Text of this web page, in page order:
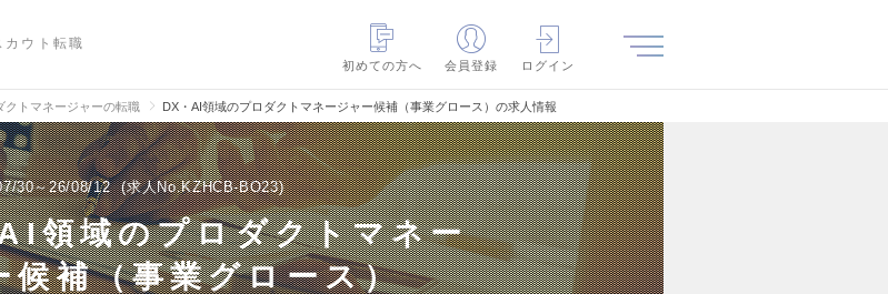
ウト転職
初めての方へ
会員登録 ログイン
クトマネージャーの転職 DX・AI領域のプロダクトマネージャー候補（事業グロース）の求人情報
30～26/08/12 求人No.KZHCB-BO23
領域のプロダクトマネー
候補（事業グロース）